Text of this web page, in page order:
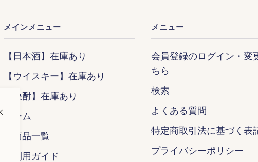
メインメニュー
【日本酒】在庫あり
【ウイスキー】在庫あり
【焼酎】在庫あり
ホーム
全商品一覧
ご利用ガイド
メニュー
会員登録のログイン・変
ちら
検索
よくある質問
特定商取引法に基づく表
プライバシーポリシー